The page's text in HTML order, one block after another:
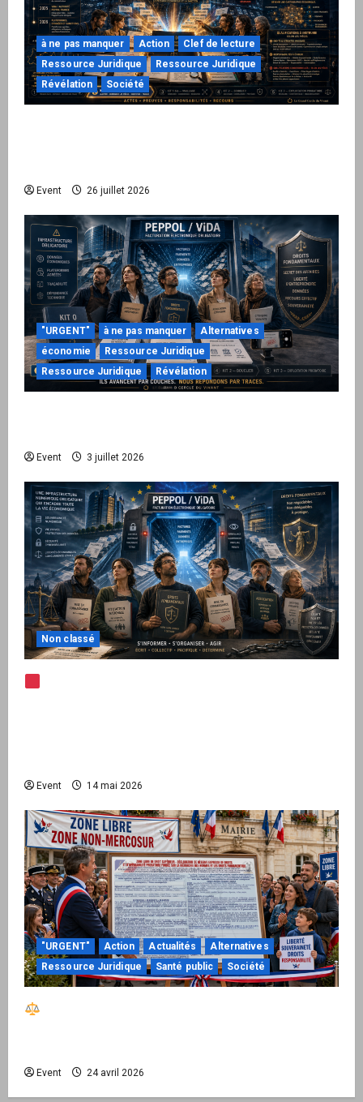
à ne pas manquer Action
Clef de lecture
Ressource Juridique
Ressource Juridique
Révélation
Société
Event 26 juillet 2026
"URGENT" à ne pas manquer
Alternatives
économie
Ressource Juridique
Ressource Juridique
Révélation
Event 3 juillet 2026
Non classé
Event 14 mai 2026
"URGENT" Action Actualités
Alternatives
Ressource Juridique
Santé public Société
Event 24 avril 2026